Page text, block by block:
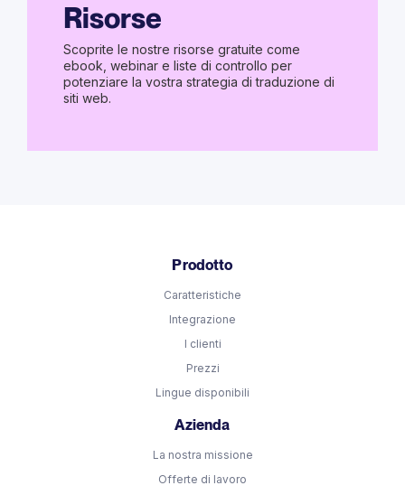
Risorse
Scoprite le nostre risorse gratuite come
ebook, webinar e liste di controllo per
potenziare la vostra strategia di traduzione di
siti web.
Prodotto
Caratteristiche
Integrazione
I clienti
Prezzi
Lingue disponibili
Azienda
La nostra missione
Offerte di lavoro